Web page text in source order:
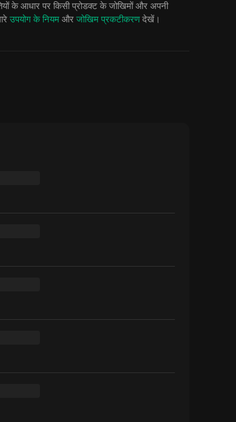
के आधार पर किसी प्रोडक्ट के जोखिमों और अपनी
उपयोग के नियम और जोखिम प्रकटीकरणदेखें।